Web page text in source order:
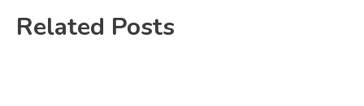
Related Posts